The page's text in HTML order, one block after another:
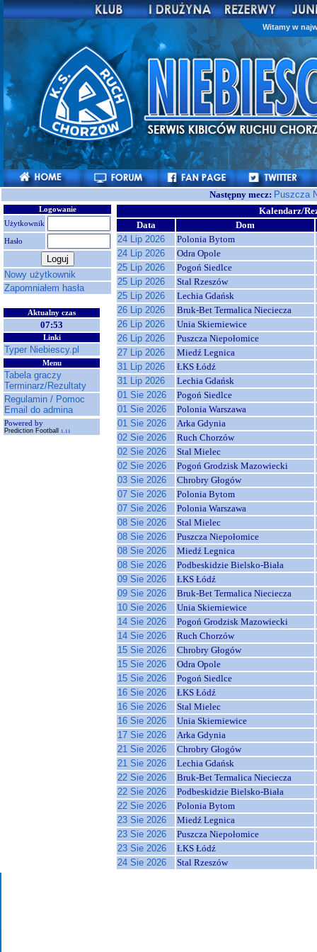
Witamy w
Następny mecz: Puszcza
Logowanie
Użytkownik
Hasło
Nowy użytkownik
Zapomniałem hasła
Aktualny czas
07:53
Linki
Typer Niebiescy.pl
Menu
Tabela graczy
Terminarz/Rezultaty
Regulamin / Pomoc
Email do admina
Powered by
Prediction Football 1.11
Kalendarz/
Data
Dom
24 Lip 2026
Polonia Bytom
24 Lip 2026
Odra Opole
25 Lip 2026
Pogoń Siedlce
25 Lip 2026
Stal Rzeszów
25 Lip 2026
Lechia Gdańsk
26 Lip 2026
Bruk-Bet Termalica Nieciecza
26 Lip 2026
Unia Skierniewice
26 Lip 2026
Puszcza Niepołomice
27 Lip 2026
Miedź Legnica
31 Lip 2026
ŁKS Łódź
31 Lip 2026
Lechia Gdańsk
01 Sie 2026
Pogoń Siedlce
01 Sie 2026
Polonia Warszawa
01 Sie 2026
Arka Gdynia
02 Sie 2026
Ruch Chorzów
02 Sie 2026
Stal Mielec
02 Sie 2026
Pogoń Grodzisk Mazowiecki
03 Sie 2026
Chrobry Głogów
07 Sie 2026
Polonia Bytom
07 Sie 2026
Polonia Warszawa
08 Sie 2026
Stal Mielec
08 Sie 2026
Puszcza Niepołomice
08 Sie 2026
Miedź Legnica
08 Sie 2026
Podbeskidzie Bielsko-Biała
09 Sie 2026
ŁKS Łódź
09 Sie 2026
Bruk-Bet Termalica Nieciecza
10 Sie 2026
Unia Skierniewice
14 Sie 2026
Pogoń Grodzisk Mazowiecki
14 Sie 2026
Ruch Chorzów
15 Sie 2026
Chrobry Głogów
15 Sie 2026
Odra Opole
15 Sie 2026
Pogoń Siedlce
16 Sie 2026
ŁKS Łódź
16 Sie 2026
Stal Mielec
16 Sie 2026
Unia Skierniewice
17 Sie 2026
Arka Gdynia
21 Sie 2026
Chrobry Głogów
21 Sie 2026
Lechia Gdańsk
22 Sie 2026
Bruk-Bet Termalica Nieciecza
22 Sie 2026
Podbeskidzie Bielsko-Biała
22 Sie 2026
Polonia Bytom
23 Sie 2026
Miedź Legnica
23 Sie 2026
Puszcza Niepołomice
23 Sie 2026
ŁKS Łódź
24 Sie 2026
Stal Rzeszów